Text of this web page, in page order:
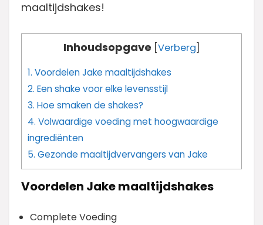
maaltijdshakes!
Inhoudsopgave [Verberg]
1. Voordelen Jake maaltijdshakes
2. Een shake voor elke levensstijl
3. Hoe smaken de shakes?
4. Volwaardige voeding met hoogwaardige
ingrediënten
5. Gezonde maaltijdvervangers van Jake
Voordelen Jake maaltijdshakes
Complete Voeding